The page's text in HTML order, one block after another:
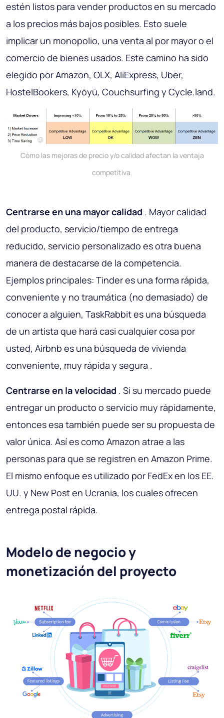
estén listos para vender productos en su mercado
a los precios más bajos posibles. Esto suele
implicar un monopolio, una venta al por mayor o el
comercio de bienes usados. Este camino ha sido
elegido por Amazon, OLX, AliExpress, Uber,
HostelBookers, Kyōyū, Couchsurfing y Cycle.land.
Cómo las mejoras de precio y/o calidad afectan la ventaja
competitiva.
Centrarse en una mayor calidad . Mayor calidad
del producto, servicio/tiempo de entrega
reducido, servicio personalizado es otra buena
manera de destacarse de la competencia.
Ejemplos principales: Tinder es una forma rápida,
conveniente y no traumática (no demasiado) de
conocer a alguien, TaskRabbit es una búsqueda
de un artista que hará casi cualquier cosa por
usted, Airbnb es una búsqueda de vivienda
conveniente, muy rápida y segura .
Centrarse en la velocidad . Si su mercado puede
entregar un producto o servicio muy rápidamente,
entonces esa también puede ser su propuesta de
valor única. Así es como Amazon atrae a las
personas para que se registren en Amazon Prime.
El mismo enfoque es utilizado por FedEx en los EE.
UU. y New Post en Ucrania, los cuales ofrecen
entrega postal rápida.
Modelo de negocio y
monetización del proyecto